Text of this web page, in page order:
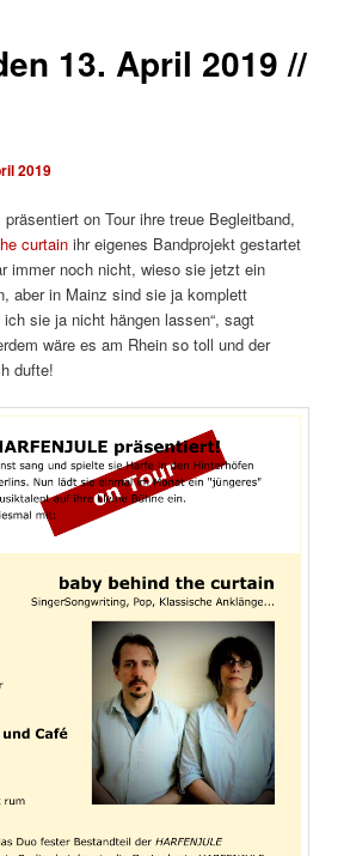
13. April 2019 //
2019
on Tour ihre treue Begleitband,
curtain ihr eigenes Bandprojekt gestartet
immer noch nicht, wieso sie jetzt ein
aber in Mainz sind sie ja komplett
sie ja nicht hängen lassen“, sagt
wäre es am Rhein so toll und der
dufte!